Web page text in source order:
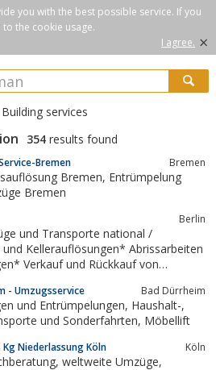
you with the best possible service. If you
the cookie usage.
I agree. ×
Building services
354 results found
Bremen Bremen
Bremen
Berlin
und Transporte national /
Kellerauflösungen* Abrissarbeiten
Verkauf und Rückkauf von
LKW's sind von neuestem Standard....
- Umzugsservice Bad Dürrheim
Wohnungsauflösung, Transporte und Sonderfahrten, Möbellift
Kg Niederlassung Köln Köln
Umzüge,